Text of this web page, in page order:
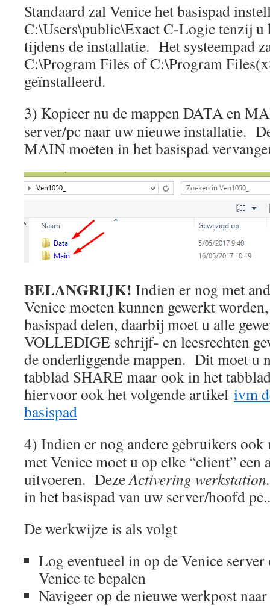
Standaard zal Venice het basispad
C:\Users\public\Exact C-Logic tenzij u
tijdens de installatie. Het systeempad
C:\Program Files of C:\Program
geïnstalleerd.
3) Kopieer nu de mappen DATA en
server/pc naar uw nieuwe installatie.
MAIN moeten in het basispad
BELANGRIJK! Indien er nog met
Venice moeten kunnen gewerkt
basispad delen, daarbij moet u alle
VOLLEDIGE schrijf- en leesrechten
de onderliggende mappen. Dit moet u
tabblad SHARE maar ook in het
hiervoor ook het volgende artikel ivm
basispad
4) Indien er nog andere gebruikers ook
met Venice moet u op elke “client”
uitvoeren. DezeActivering
in het basispad van uw server/hoofd pc..
De werkwijze is als volgt
Log eventueel in op de Venice server
Venice te bepalen
Navigeer op de nieuwe werkpost